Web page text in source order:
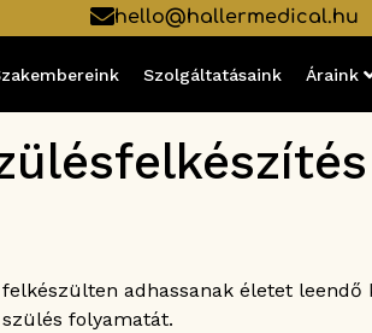
hello@hallermedical.hu
Szolgáltatásaink Áraink
adhassanak életet
folyamatát.